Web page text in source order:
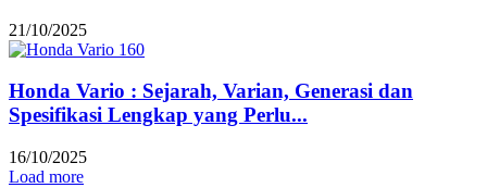
21/10/2025
Honda Vario : Sejarah, Varian, Generasi dan
Spesifikasi Lengkap yang Perlu...
16/10/2025
Load more